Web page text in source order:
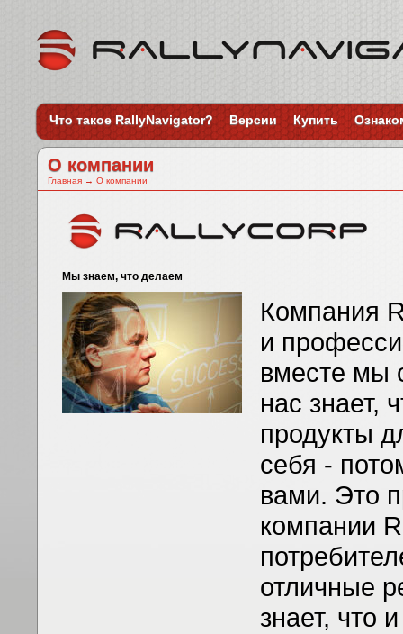
Что такое RallyNavigator? Версии Купить
О компании
Главная → О компании
Мы знаем, что делаем
Компания
и
вместе мы
нас знает,
продукты
себя -
вами. Это
компании
отличные
знает, что